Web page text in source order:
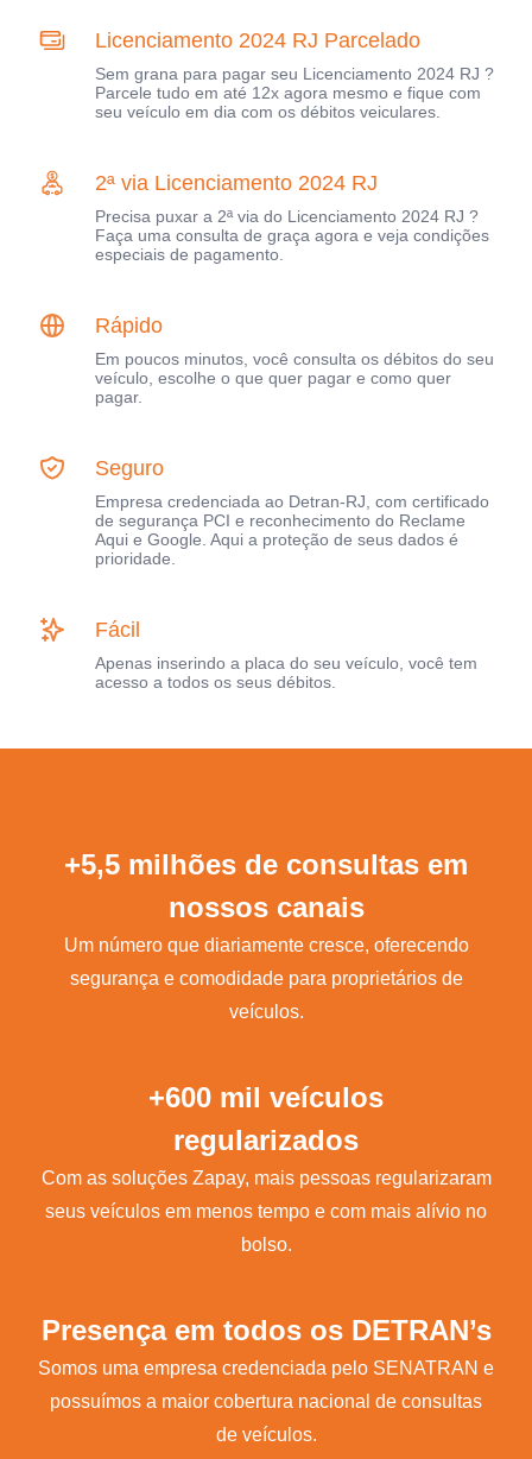
Licenciamento 2024 RJ Parcelado
Sem grana para pagar seu Licenciamento 2024 RJ ?
Parcele tudo em até 12x agora mesmo e fique com
seu veículo em dia com os débitos veiculares.
2ª via Licenciamento 2024 RJ
Precisa puxar a 2ª via do Licenciamento 2024 RJ ?
Faça uma consulta de graça agora e veja condições
especiais de pagamento.
Rápido
Em poucos minutos, você consulta os débitos do seu
veículo, escolhe o que quer pagar e como quer
pagar.
Seguro
Empresa credenciada ao Detran-RJ, com certificado
de segurança PCI e reconhecimento do Reclame
Aqui e Google. Aqui a proteção de seus dados é
prioridade.
Fácil
Apenas inserindo a placa do seu veículo, você tem
acesso a todos os seus débitos.
+5,5 milhões de consultas em
nossos canais
Um número que diariamente cresce, oferecendo
segurança e comodidade para proprietários de
veículos.
+600 mil veículos
regularizados
Com as soluções Zapay, mais pessoas regularizaram
seus veículos em menos tempo e com mais alívio no
bolso.
Presença em todos os DETRAN’s
Somos uma empresa credenciada pelo SENATRAN e
possuímos a maior cobertura nacional de consultas
de veículos.